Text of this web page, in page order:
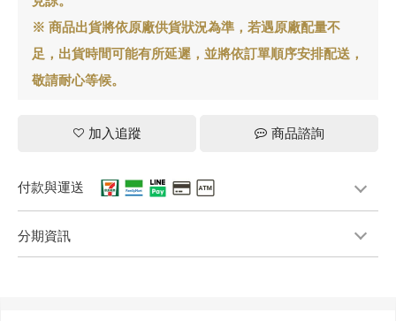
※ 商品出貨將依原廠供貨狀況為準，若遇原廠配量不
足，出貨時間可能有所延遲，並將依訂單順序安排配送，
敬請耐心等候。
加入追蹤 商品諮詢
付款與運送
分期資訊